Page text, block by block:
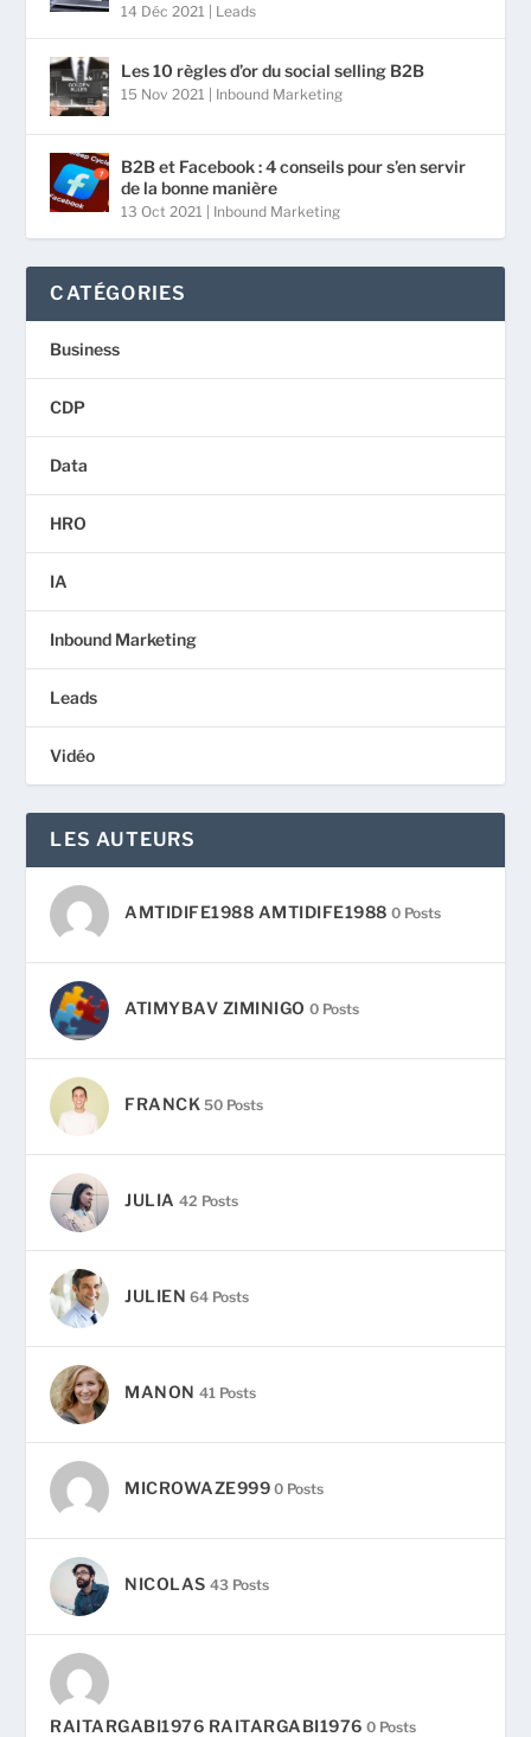
14 Déc 2021 Leads
Les 10 règles d’or du social selling B2B
15 Nov 2021 Inbound Marketing
B2B et Facebook : 4 conseils pour s’en servir
de la bonne manière
13 Oct 2021 Inbound Marketing
CATÉGORIES
Business
CDP
Data
HRO
IA
Inbound Marketing
Leads
Vidéo
LES AUTEURS
AMTIDIFE1988 AMTIDIFE1988 0 Posts
ATIMYBAV ZIMINIGO 0 Posts
FRANCK 50 Posts
JULIA 42 Posts
JULIEN 64 Posts
MANON 41 Posts
MICROWAZE999 0 Posts
NICOLAS 43 Posts
RAITARGABI1976 RAITARGABI1976 0 Posts